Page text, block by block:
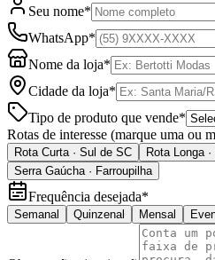
Seu nome*
WhatsApp*
Nome da loja*
Cidade da loja*
Tipo de produto que vende*
Rotas de interesse (marque uma ou
Rota Curta · Sul de SC
Rota Longa
Serra Gaúcha · Farroupilha
Frequência desejada*
Semanal Quinzenal Mensal